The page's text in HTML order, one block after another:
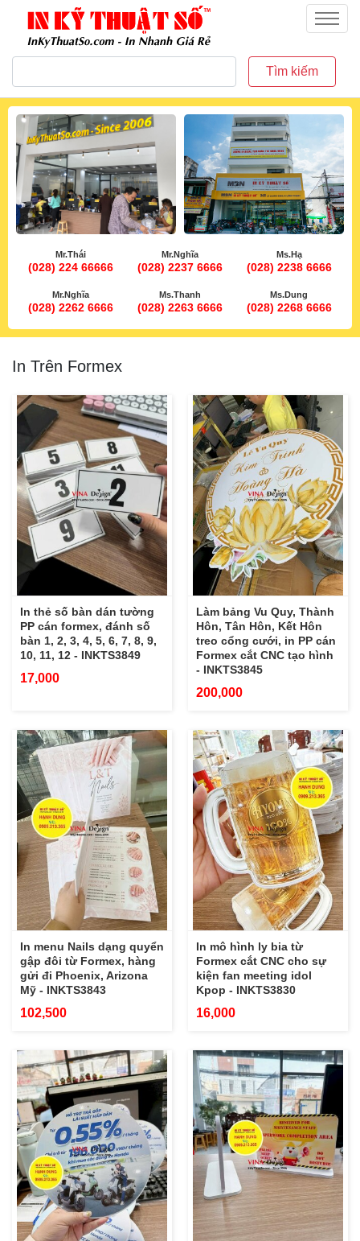
inkythuatso.com
Menu
Tìm kiếm
Mr.Thái
(028) 224 66666
Mr.Nghĩa
(028) 2237 6666
Ms.Hạ
(028) 2238 6666
Mr.Nghĩa
(028) 2262 6666
Ms.Thanh
(028) 2263 6666
Ms.Dung
(028) 2268 6666
In Trên Formex
In thẻ số bàn dán tường
PP cán formex, đánh số
bàn 1, 2, 3, 4, 5, 6, 7, 8, 9,
10, 11, 12 - INKTS3849
17,000
Làm bảng Vu Quy, Thành
Hôn, Tân Hôn, Kết Hôn
treo cổng cưới, in PP cán
Formex cắt CNC tạo hình
- INKTS3845
200,000
In menu Nails dạng quyển
gập đôi từ Formex, hàng
gửi đi Phoenix, Arizona
Mỹ - INKTS3843
102,500
In mô hình ly bia từ
Formex cắt CNC cho sự
kiện fan meeting idol
Kpop - INKTS3830
16,000